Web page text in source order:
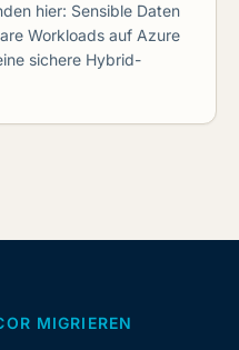
hier: Sensible Daten
Workloads auf Azure
sichere Hybrid-
MIGRIEREN